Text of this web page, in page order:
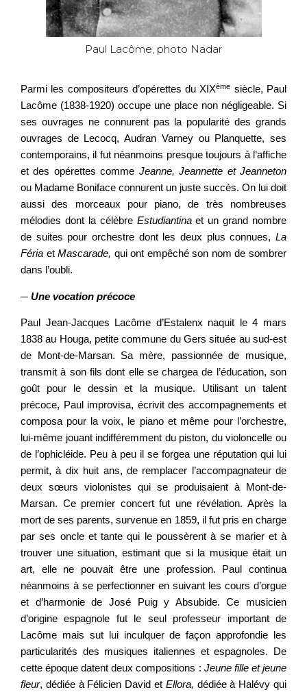
Paul Lacôme, photo Nadar
Parmi les compositeurs d’opérettes du XIXème siècle, Paul
Lacôme (1838-1920) occupe une place non négligeable. Si
ses ouvrages ne connurent pas la popularité des grands
ouvrages de Lecocq, Audran Varney ou Planquette, ses
contemporains, il fut néanmoins presque toujours à l’affiche
et des opérettes comme Jeanne, Jeannette et Jeanneton
ou Madame Boniface connurent un juste succès. On lui doit
aussi des morceaux pour piano, de très nombreuses
mélodies dont la célèbre Estudiantinaet un grand nombre
de suites pour orchestre dont les deux plus connues, La
Féria etMascarade, qui ont empêché son nom de sombrer
dans l’oubli.
─ Une vocation précoce
Paul Jean-Jacques Lacôme d’Estalenx naquit le 4 mars
1838 au Houga, petite commune du Gers située au sud-est
de Mont-de-Marsan. Sa mère, passionnée de musique,
transmit à son fils dont elle se chargea de l’éducation, son
goût pour le dessin et la musique. Utilisant un talent
précoce, Paul improvisa, écrivit des accompagnements et
composa pour la voix, le piano et même pour l’orchestre,
lui-même jouant indifféremment du piston, du violoncelle ou
de l’ophicléide. Peu à peu il se forgea une réputation qui lui
permit, à dix huit ans, de remplacer l’accompagnateur de
deux sœurs violonistes qui se produisaient à Mont-de-
Marsan. Ce premier concert fut une révélation. Après la
mort de ses parents, survenue en 1859, il fut pris en charge
par ses oncle et tante qui le poussèrent à se marier et à
trouver une situation, estimant que si la musique était un
art, elle ne pouvait être une profession. Paul continua
néanmoins à se perfectionner en suivant les cours d’orgue
et d’harmonie de José Puig y Absubide. Ce musicien
d’origine espagnole fut le seul professeur important de
Lacôme mais sut lui inculquer de façon approfondie les
particularités des musiques italiennes et espagnoles. De
cette époque datent deux compositions : Jeune fille et jeune
fleur, dédiée à Félicien David et Ellora, dédiée à Halévy qui